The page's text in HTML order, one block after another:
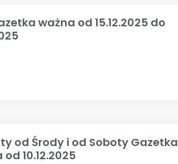
ważna od 15.12.2025 do
od Środy i od Soboty Gazetka
10.12.2025